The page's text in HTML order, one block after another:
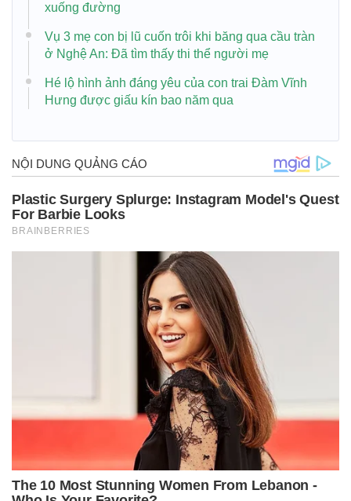
xuống đường
Vụ 3 mẹ con bị lũ cuốn trôi khi băng qua cầu tràn
ở Nghệ An: Đã tìm thấy thi thể người mẹ
Hé lộ hình ảnh đáng yêu của con trai Đàm Vĩnh
Hưng được giấu kín bao năm qua